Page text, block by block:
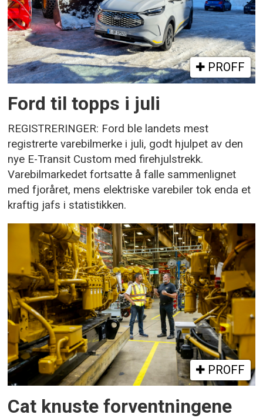
PROFF
Ford til topps i juli
REGISTRERINGER: Ford ble landets mest
registrerte varebilmerke i juli, godt hjulpet av den
nye E-Transit Custom med firehjulstrekk.
Varebilmarkedet fortsatte å falle sammenlignet
med fjoråret, mens elektriske varebiler tok enda et
kraftig jafs i statistikken.
PROFF
Cat knuste forventningene